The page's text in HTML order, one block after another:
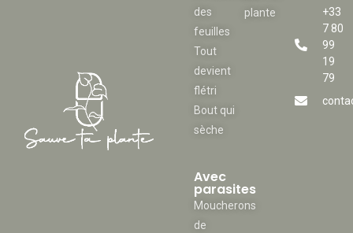
des
feuilles
Tout
devient
flétri
Bout qui
sèche
Avec
parasites
Moucherons
de
plante
+33
7 80
99
19
79